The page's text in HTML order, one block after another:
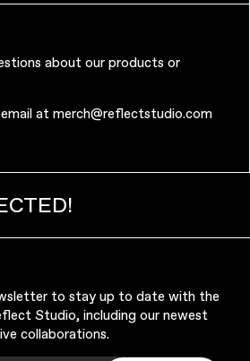
about our products or
at merch@reflectstudio.com
to stay up to date with the
Studio, including our newest
collaborations.